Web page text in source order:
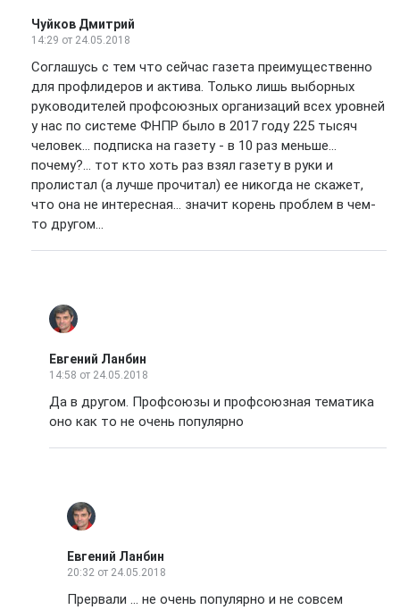
Чуйков Дмитрий
14:29 от 24.05.2018
Соглашусь с тем что сейчас газета преимущественно
для профлидеров и актива. Только лишь выборных
руководителей профсоюзных организаций всех уровней
у нас по системе ФНПР было в 2017 году 225 тысяч
человек... подписка на газету - в 10 раз меньше...
почему?... тот кто хоть раз взял газету в руки и
пролистал (а лучше прочитал) ее никогда не скажет,
что она не интересная... значит корень проблем в чем-
то другом...
Евгений Ланбин
14:58 от 24.05.2018
Да в другом. Профсоюзы и профсоюзная тематика
оно как то не очень популярно
Евгений Ланбин
20:32 от 24.05.2018
Прервали ... не очень популярно и не совсем